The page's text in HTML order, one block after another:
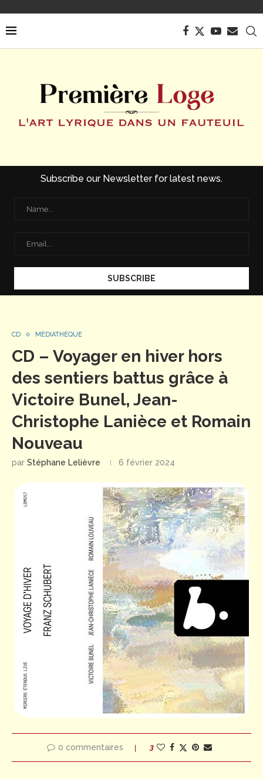
Subscribe our Newsletter for latest news.
CD MÉDIATHÈQUE
CD – Voyager en hiver hors
des sentiers battus grâce à
Victoire Bunel, Jean-
Christophe Lanièce et Romain
Nouveau
par Stéphane Lelièvre 6 février 2024
0 commentaires 3